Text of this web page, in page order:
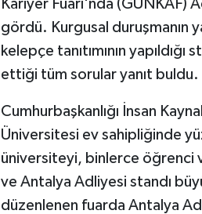
Kariyer Fuarı'nda (GÜNKAF)
gördü. Kurgusal duruşmanın
kelepçe tanıtımının
ettiği tüm sorular yanıt buldu.
Cumhurbaşkanlığı İnsan
Üniversitesi ev sahipliğinde
üniversiteyi, binlerce öğrenci
ve Antalya Adliyesi standı
düzenlenen fuarda Antalya